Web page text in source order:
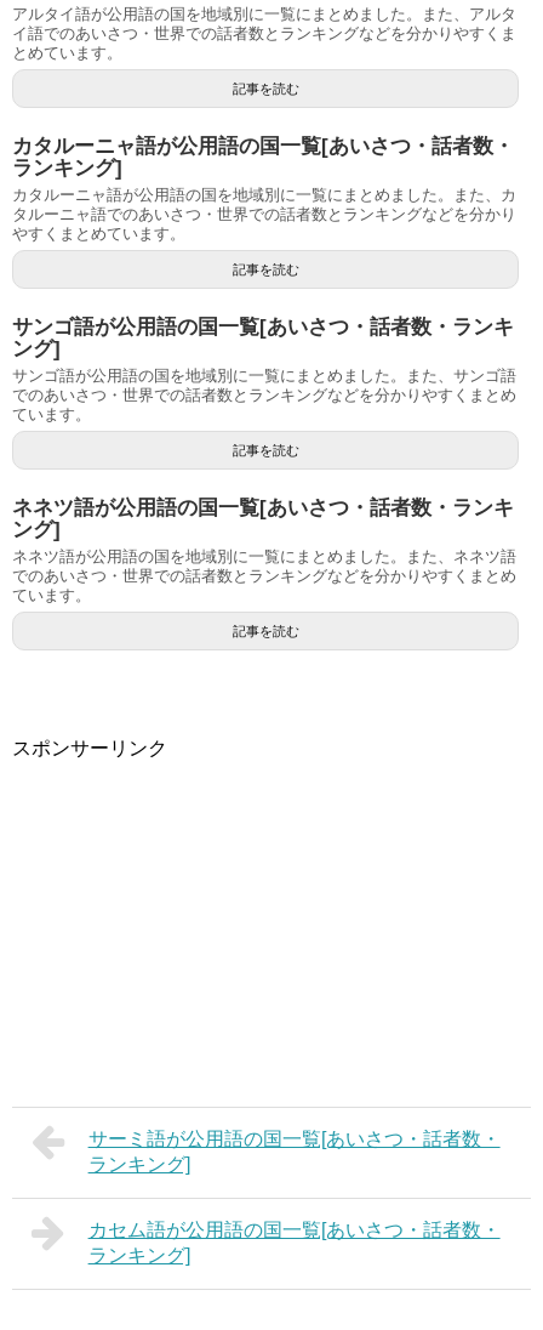
アルタイ語が公用語の国を地域別に一覧にまとめました。また、アルタ
イ語でのあいさつ・世界での話者数とランキングなどを分かりやすくま
とめています。
記事を読む
カタルーニャ語が公用語の国一覧[あいさつ・話者数・
ランキング]
カタルーニャ語が公用語の国を地域別に一覧にまとめました。また、カ
タルーニャ語でのあいさつ・世界での話者数とランキングなどを分かり
やすくまとめています。
記事を読む
サンゴ語が公用語の国一覧[あいさつ・話者数・ランキ
ング]
サンゴ語が公用語の国を地域別に一覧にまとめました。また、サンゴ語
でのあいさつ・世界での話者数とランキングなどを分かりやすくまとめ
ています。
記事を読む
ネネツ語が公用語の国一覧[あいさつ・話者数・ランキ
ング]
ネネツ語が公用語の国を地域別に一覧にまとめました。また、ネネツ語
でのあいさつ・世界での話者数とランキングなどを分かりやすくまとめ
ています。
記事を読む
スポンサーリンク
サーミ語が公用語の国一覧[あいさつ・話者数・
ランキング]
カセム語が公用語の国一覧[あいさつ・話者数・
ランキング]